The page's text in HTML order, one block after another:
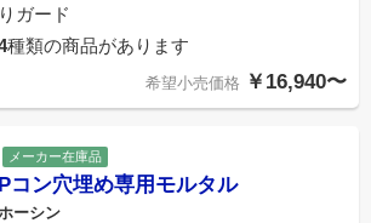
りガード
種類の商品があります
希望小売価格 ￥16,940〜
メーカー在庫品
Pコン穴埋め専用モルタル
ーシン